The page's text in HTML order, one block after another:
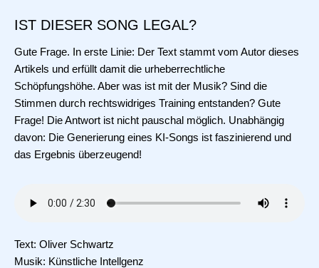
IST DIESER SONG LEGAL?
Gute Frage. In erste Linie: Der Text stammt vom Autor dieses
Artikels und erfüllt damit die urheberrechtliche
Schöpfungshöhe. Aber was ist mit der Musik? Sind die
Stimmen durch rechtswidriges Training entstanden? Gute
Frage! Die Antwort ist nicht pauschal möglich. Unabhängig
davon: Die Generierung eines KI-Songs ist faszinierend und
das Ergebnis überzeugend!
Text: Oliver Schwartz
Musik: Künstliche Intellgenz